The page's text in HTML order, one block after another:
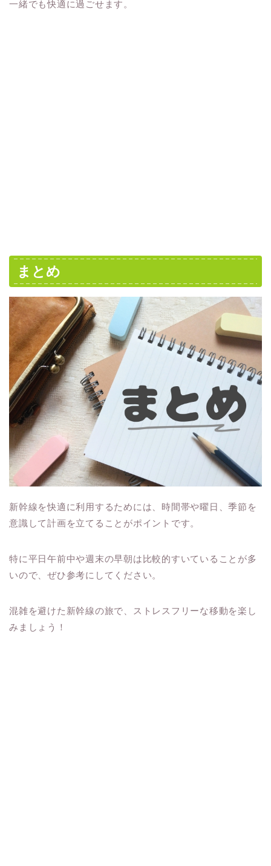
一緒でも快適に過ごせます。
まとめ
新幹線を快適に利用するためには、時間帯や曜日、季節を
意識して計画を立てることがポイントです。
特に平日午前中や週末の早朝は比較的すいていることが多
いので、ぜひ参考にしてください。
混雑を避けた新幹線の旅で、ストレスフリーな移動を楽し
みましょう！